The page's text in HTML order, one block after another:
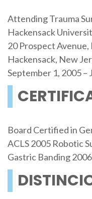
Attending Trauma
Hackensack
20 Prospect Avenue,
Hackensack, New
September 1, 2005 –
Board Certified in
ACLS 2005 Robotic
Gastric Banding 2006